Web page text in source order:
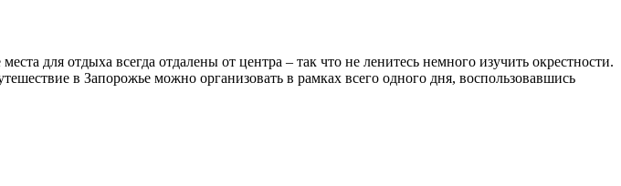
для отдыха всегда отдалены от центра – так что не ленитесь немного изучить окрестности.
в Запорожье можно организовать в рамках всего одного дня, воспользовавшись